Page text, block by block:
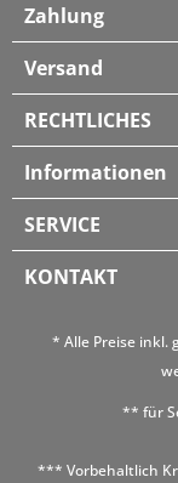
Zahlung
Versand
RECHTLICHES
Informationen
SERVICE
KONTAKT
* Alle Preise inkl.
** für
*** Vorbehaltlich